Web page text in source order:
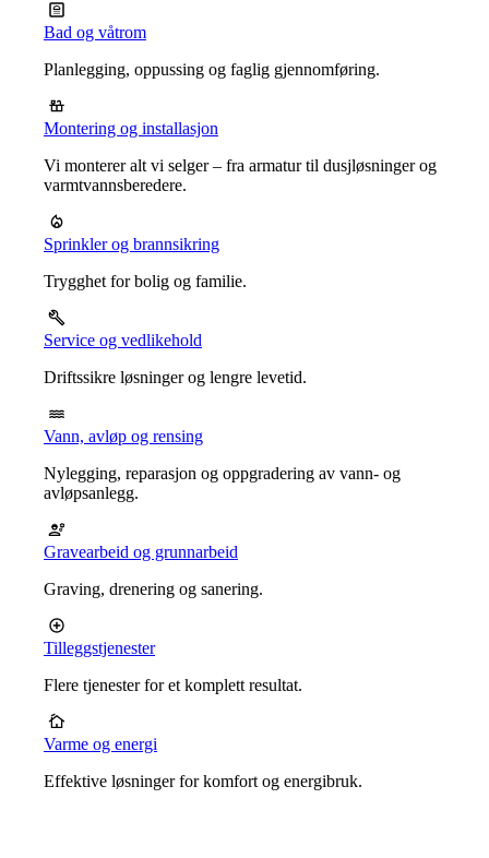
Bad og våtrom
Planlegging, oppussing og faglig gjennomføring.
Montering og installasjon
Vi monterer alt vi selger – fra armatur til dusjløsninger og
varmtvannsberedere.
Sprinkler og brannsikring
Trygghet for bolig og familie.
Service og vedlikehold
Driftssikre løsninger og lengre levetid.
Vann, avløp og rensing
Nylegging, reparasjon og oppgradering av vann- og
avløpsanlegg.
Gravearbeid og grunnarbeid
Graving, drenering og sanering.
Tilleggstjenester
Flere tjenester for et komplett resultat.
Varme og energi
Effektive løsninger for komfort og energibruk.